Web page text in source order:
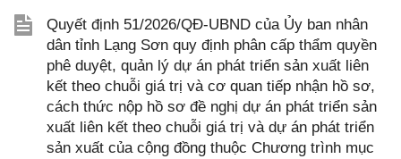
Quyết định 51/2026/QĐ-UBND của Ủy ban nhân
dân tỉnh Lạng Sơn quy định phân cấp thẩm quyền
phê duyệt, quản lý dự án phát triển sản xuất liên
kết theo chuỗi giá trị và cơ quan tiếp nhận hồ sơ,
cách thức nộp hồ sơ đề nghị dự án phát triển sản
xuất liên kết theo chuỗi giá trị và dự án phát triển
sản xuất của cộng đồng thuộc Chương trình mục